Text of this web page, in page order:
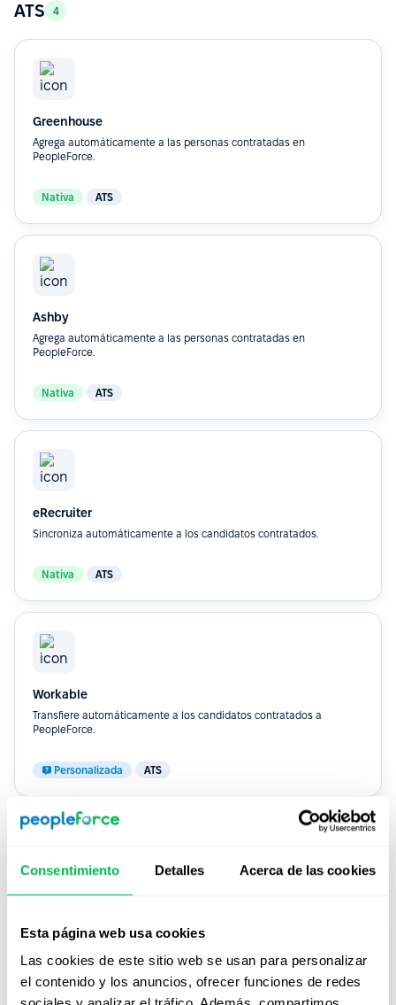
Consentimiento Detalles Acerca de las cookies
Esta página web usa cookies
Las cookies de este sitio web se usan para personalizar
el contenido y los anuncios, ofrecer funciones de redes
ATS 4
Greenhouse
Agrega automáticamente a las personas contratadas en
PeopleForce.
Nativa ATS
Ashby
Agrega automáticamente a las personas contratadas en
PeopleForce.
Nativa ATS
eRecruiter
Sincroniza automáticamente a los candidatos contratados.
Nativa ATS
Workable
Transfiere automáticamente a los candidatos contratados a
PeopleForce.
Personalizada ATS
Portales de empleo
Work.ua